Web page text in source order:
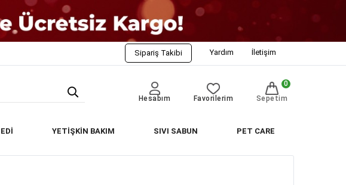
Sipariş Takibi Yardım İletişim
Hesabım Favorilerim Sepetim
0
YETİŞKİN BAKIM SIVI SABUN PET CARE